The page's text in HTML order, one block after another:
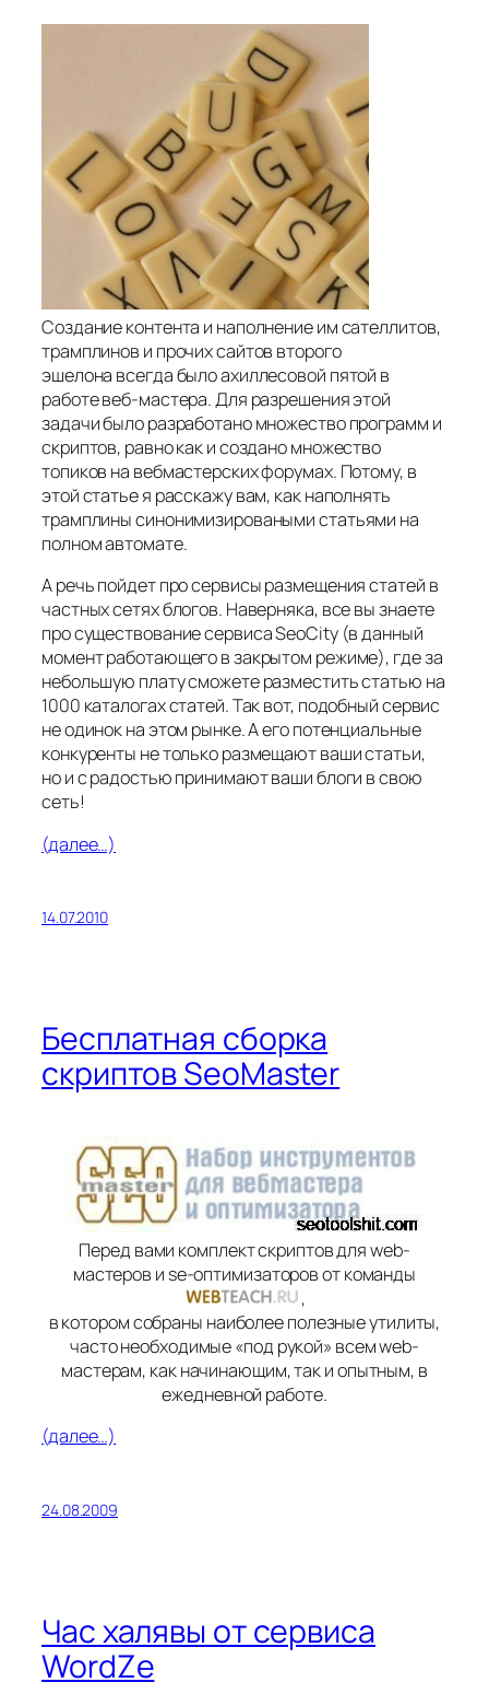
Создание контента и наполнение им сателлитов,
трамплинов и прочих сайтов второго
эшелона всегда было ахиллесовой пятой в
работе веб-мастера. Для разрешения этой
задачи было разработано множество программ и
скриптов, равно как и создано множество
топиков на вебмастерских форумах. Потому, в
этой статье я расскажу вам, как наполнять
трамплины синонимизироваными статьями на
полном автомате.
А речь пойдет про сервисы размещения статей в
частных сетях блогов. Наверняка, все вы знаете
про существование сервиса SeoCity (в данный
момент работающего в закрытом режиме), где за
небольшую плату сможете разместить статью на
1000 каталогах статей. Так вот, подобный сервис
не одинок на этом рынке. А его потенциальные
конкуренты не только размещают ваши статьи,
но и с радостью принимают ваши блоги в свою
сеть!
(далее…)
14.07.2010
Бесплатная сборка
cкриптов SeoMaster
Перед вами комплект скриптов для web-
мастеров и se-оптимизаторов от команды
,
в котором собраны наиболее полезные утилиты,
часто необходимые «под рукой» всем web-
мастерам, как начинающим, так и опытным, в
ежедневной работе.
(далее…)
24.08.2009
Час халявы от сервиса
WordZe